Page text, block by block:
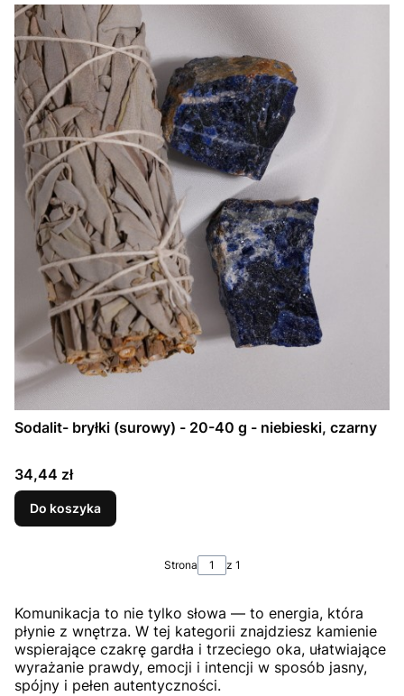
Sodalit- bryłki (surowy) - 20-40 g - niebieski, czarny
Cena
34,44 zł
Do koszyka
Strona z 1
Komunikacja to nie tylko słowa — to energia, która
płynie z wnętrza. W tej kategorii znajdziesz kamienie
wspierające czakrę gardła i trzeciego oka, ułatwiające
wyrażanie prawdy, emocji i intencji w sposób jasny,
spójny i pełen autentyczności.